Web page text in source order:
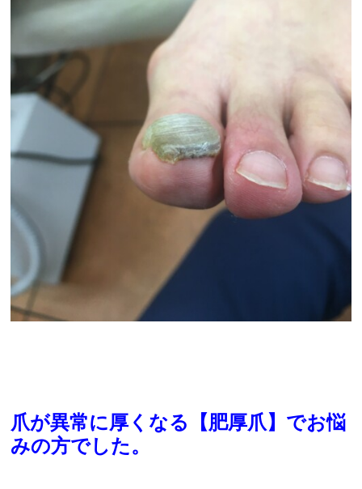
爪が異常に厚くなる【肥厚爪】でお悩
みの方でした。